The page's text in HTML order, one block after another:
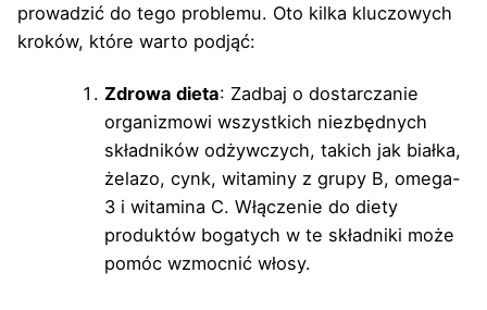
prowadzić do tego problemu. Oto kilka kluczowych
kroków, które warto podjąć:
Zdrowa dieta: Zadbaj o dostarczanie
organizmowi wszystkich niezbędnych
składników odżywczych, takich jak białka,
żelazo, cynk, witaminy z grupy B, omega-
3 i witamina C. Włączenie do diety
produktów bogatych w te składniki może
pomóc wzmocnić włosy.